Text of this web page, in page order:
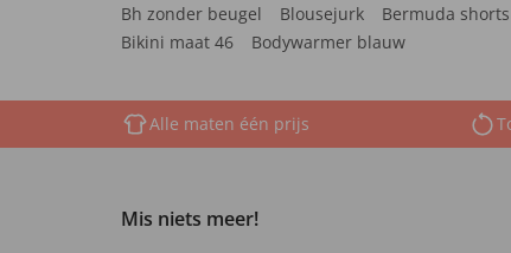
Bh zonder beugel Blousejurk Bermuda shorts
Bikini maat 46
Bodywarmer blauw
Alle maten één prijs
Mis niets meer!